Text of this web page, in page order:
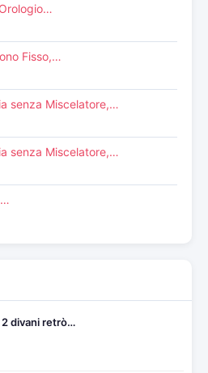
Fisso,…
senza Miscelatore,…
senza Miscelatore,…
2 divani retrò…